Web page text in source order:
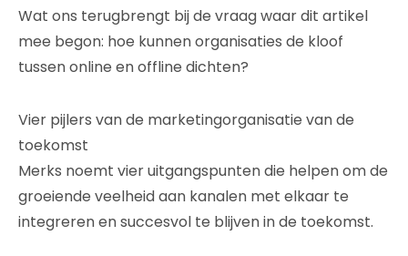
Wat ons terugbrengt bij de vraag waar dit artikel
mee begon: hoe kunnen organisaties de kloof
tussen online en offline dichten?
Vier pijlers van de marketingorganisatie van de
toekomst
Merks noemt vier uitgangspunten die helpen om de
groeiende veelheid aan kanalen met elkaar te
integreren en succesvol te blijven in de toekomst.